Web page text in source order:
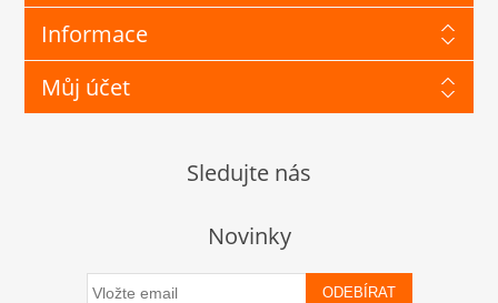
Informace
Můj účet
Sledujte nás
Novinky
ODEBÍRAT